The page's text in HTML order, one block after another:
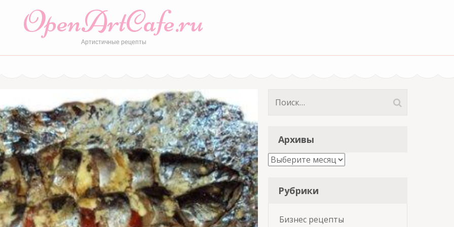
OpenArtCafe.ru
Артистичные рецепты
Найти:
Архивы
Архивы
Рубрики
Бизнес рецепты